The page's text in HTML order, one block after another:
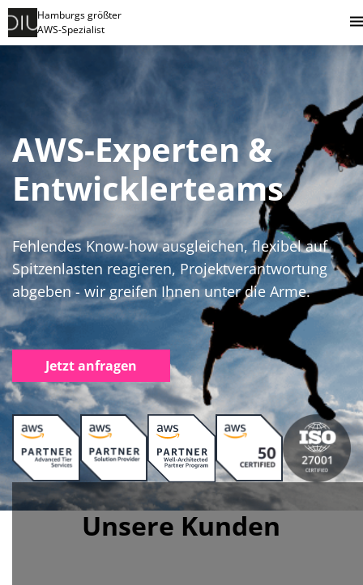
Hamburgs größter
AWS-Spezialist
AWS-Experten &
Entwicklerteams
Fehlendes Know-how ausgleichen, flexibel auf
Spitzenlasten reagieren, Projektverantwortung
abgeben - wir greifen Ihnen unter die Arme.
Jetzt anfragen
Unsere Kunden